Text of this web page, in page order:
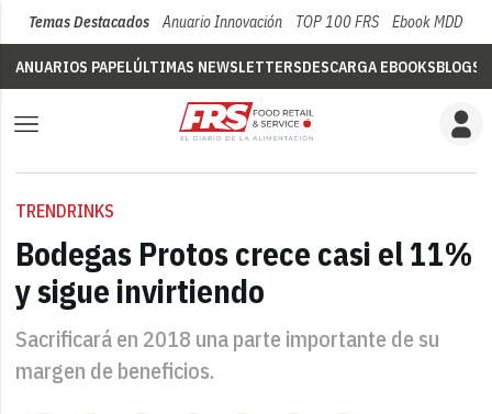
Temas Destacados Anuario Innovación TOP 100 FRS Ebook MDD
ANUARIOS PAPELÚLTIMAS NEWSLETTERSDESCARGA EBOOKSBLOGS
TRENDRINKS
Bodegas Protos crece casi el 11%
y sigue invirtiendo
Sacrificará en 2018 una parte importante de su
margen de beneficios.